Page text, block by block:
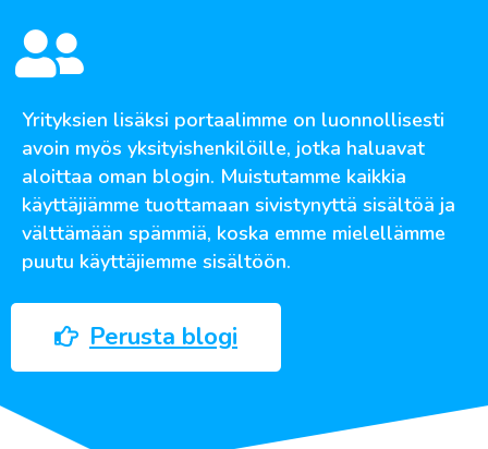
Yrityksien lisäksi portaalimme on luonnollisesti
avoin myös yksityishenkilöille, jotka haluavat
aloittaa oman blogin. Muistutamme kaikkia
käyttäjiämme tuottamaan sivistynyttä sisältöä ja
välttämään spämmiä, koska emme mielellämme
puutu käyttäjiemme sisältöön.
Perusta blogi